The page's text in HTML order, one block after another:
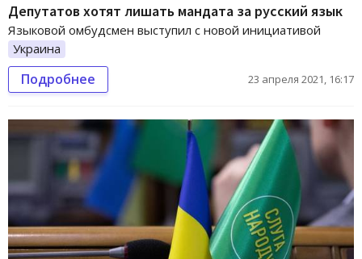
Депутатов хотят лишать мандата за русский язык
Языковой омбудсмен выступил с новой инициативой
Украина
Подробнее 23 апреля 2021, 16:17